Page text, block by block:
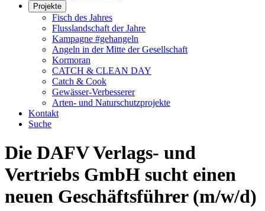
Projekte
Fisch des Jahres
Flusslandschaft der Jahre
Kampagne #gehangeln
Angeln in der Mitte der Gesellschaft
Kormoran
CATCH & CLEAN DAY
Catch & Cook
Gewässer-Verbesserer
Arten- und Naturschutzprojekte
Kontakt
Suche
Die DAFV Verlags- und
Vertriebs GmbH sucht einen
neuen Geschäftsführer (m/w/d)